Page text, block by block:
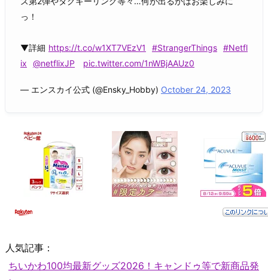
っ！
▼詳細 https://t.co/w1XT7VEzV1 #StrangerThings #Netfl
ix
@netflixJP pic.twitter.com/1nWBjAAUz0
— エンスカイ公式 (@Ensky_Hobby) October 24, 2023
人気記事：
ちいかわ100均最新グッズ2026！キャンドゥ等で新商品発